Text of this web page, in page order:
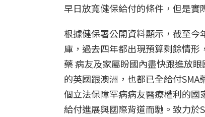
早日放寬健保給付的條件，但是實
根據健保署公開資料顯示，截至
庫，過去四年都出現預算剩餘情形
藥 病友及家屬盼國內盡快跟進放
的英國跟澳洲，也都已全給付
個立法保障罕病病友醫療權利的國
給付進展與國際背道而馳。致力於